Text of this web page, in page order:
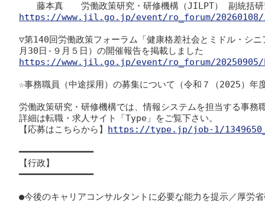
https://www.jil.go.jp/event/ro_forum/
▽第140回労働政策フォーラム「健康格差社会とミドル・シ
https://www.jil.go.jp/event/ro_forum/20250905/
☆事務職員（中途採用）の募集について（令和７（2025）年
労働政策研究・研修機構では、情報システムを担当する事務
詳細は転職・求人サイト「Type」をご覧下さい。
【応募はこちらから】 https://type.jp/job-1/
━━━━━━━━━━━━━━
【行政】
━━━━━━━━━━━━━━
●今後のキャリアコンサルタントに必要な能力を提示／厚労